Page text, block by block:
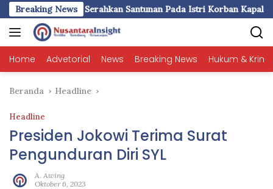
Langsung
ke
konten
Breaking News
DMI Selayar Serahkan Santunan Pada Istri Korban Kapal
Home Advetorial News Breaking News Hukum &
Beranda Headline
Headline
Presiden Jokowi Terima Surat
Pengunduran Diri SYL
A. Awing
Oktober 6, 2023